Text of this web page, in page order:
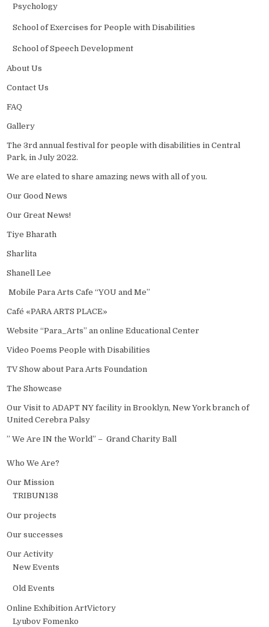
Psychology
School of Exercises for People with Disabilities
School of Speech Development
About Us
Contact Us
FAQ
Gallery
The 3rd annual festival for people with disabilities in Central
Park, in July 2022.
We are elated to share amazing news with all of you.
Our Good News
Our Great News!
Tiye Bharath
Sharlita
Shanell Lee
Mobile Para Arts Cafe “YOU and Me”
Café «PARA ARTS PLACE»
Website “Para_Arts” an online Educational Center
Video Poems People with Disabilities
TV Show about Para Arts Foundation
The Showcase
Our Visit to ADAPT NY facility in Brooklyn, New York branch of
United Cerebra Palsy
” We Are IN the World” – Grand Charity Ball
Who We Are?
Our Mission
TRIBUN138
Our projects
Our successes
Our Activity
New Events
Old Events
Online Exhibition ArtVictory
Lyubov Fomenko